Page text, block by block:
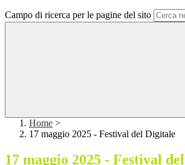
Campo di ricerca per le pagine del sito
Home >
17 maggio 2025 - Festival del Digitale
17 maggio 2025 - Festival